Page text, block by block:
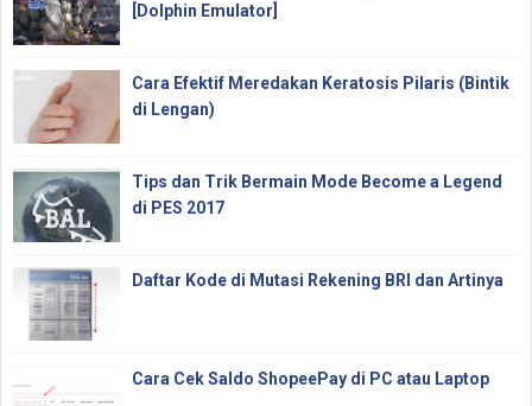
[Dolphin Emulator]
Cara Efektif Meredakan Keratosis Pilaris (Bintik
di Lengan)
Tips dan Trik Bermain Mode Become a Legend
di PES 2017
Daftar Kode di Mutasi Rekening BRI dan Artinya
Cara Cek Saldo ShopeePay di PC atau Laptop